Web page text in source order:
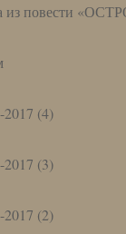
из повести
(4)
(3)
(2)